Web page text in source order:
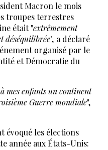
Macron le mois
troupes terrestres
était "extrêmement
déséquilibrée", a déclaré
organisé par le
et Démocratie du
mes enfants un continent
Guerre mondiale",
évoqué les élections
année aux États-Unis: